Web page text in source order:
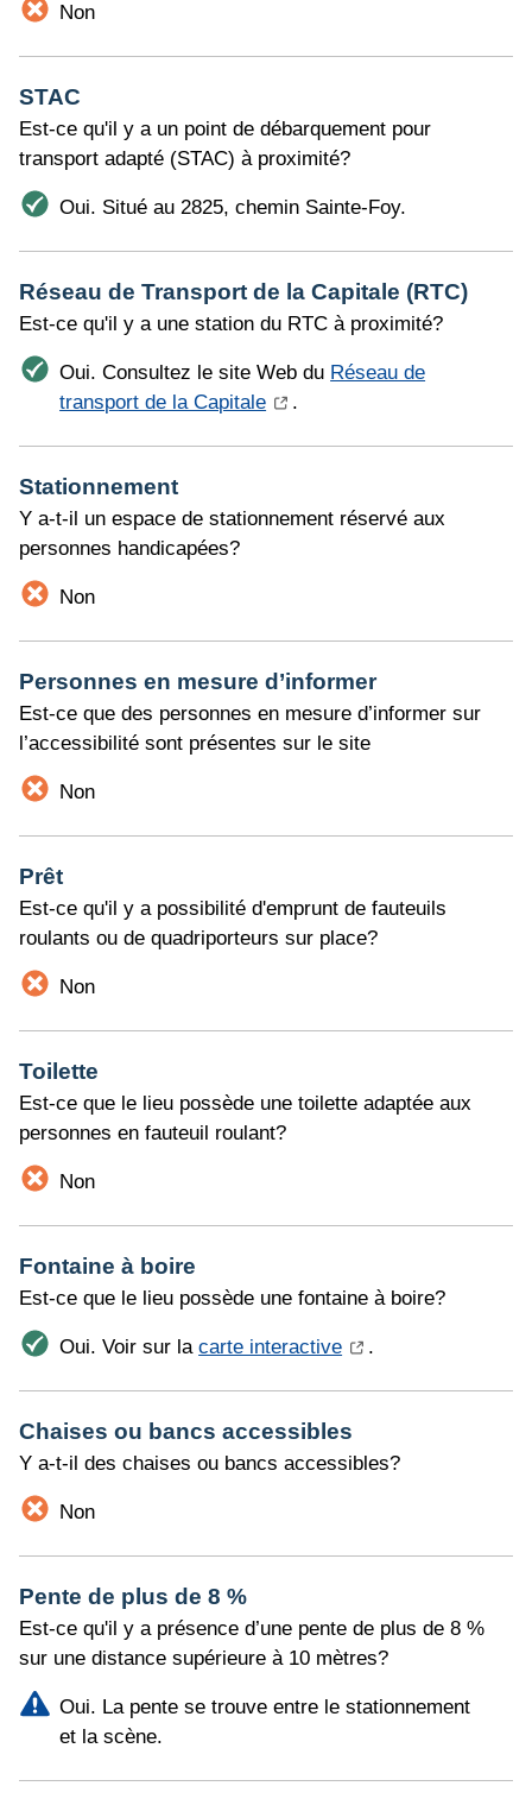
Non
STAC
Est-ce qu'il y a un point de débarquement pour
transport adapté (STAC) à proximité?
Oui. Situé au 2825, chemin Sainte-Foy.
Réseau de Transport de la Capitale (RTC)
Est-ce qu'il y a une station du RTC à proximité?
Oui. Consultez le site Web du Réseau de
transport de la Capitale
.
Stationnement
Y a-t-il un espace de stationnement réservé aux
personnes handicapées?
Non
Personnes en mesure d’informer
Est-ce que des personnes en mesure d’informer sur
l’accessibilité sont présentes sur le site
Non
Prêt
Est-ce qu'il y a possibilité d'emprunt de fauteuils
roulants ou de quadriporteurs sur place?
Non
Toilette
Est-ce que le lieu possède une toilette adaptée aux
personnes en fauteuil roulant?
Non
Fontaine à boire
Est-ce que le lieu possède une fontaine à boire?
Oui. Voir sur lacarte interactive .
Chaises ou bancs accessibles
Y a-t-il des chaises ou bancs accessibles?
Non
Pente de plus de 8 %
Est-ce qu'il y a présence d’une pente de plus de 8 %
sur une distance supérieure à 10 mètres?
Oui. La pente se trouve entre le stationnement
et la scène.